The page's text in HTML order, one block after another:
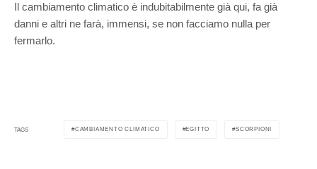
Il cambiamento climatico è indubitabilmente già qui, fa già
danni e altri ne farà, immensi, se non facciamo nulla per
fermarlo.
TAGS CAMBIAMENTO CLIMATICO EGITTO SCORPIONI